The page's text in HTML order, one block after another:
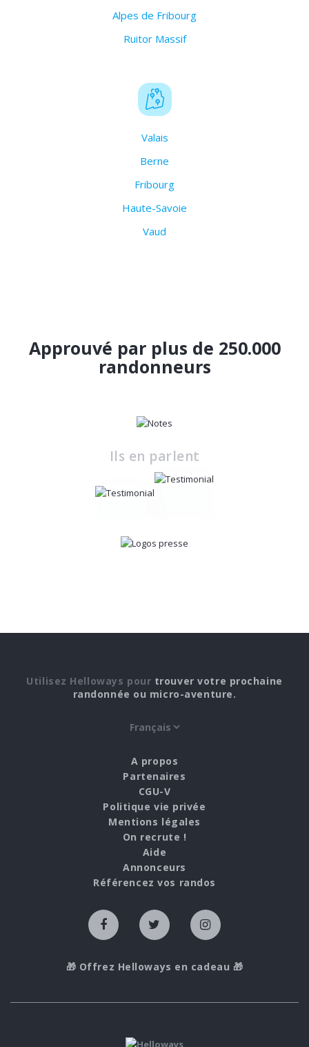
Alpes de Fribourg
Ruitor Massif
Valais
Berne
Fribourg
Haute-Savoie
Vaud
Approuvé par plus de 250.000
randonneurs
Ils en parlent
Utilisez Helloways pour trouver votre prochaine
randonnée ou micro-aventure.
A propos
Partenaires
CGU-V
Politique vie privée
Mentions légales
On recrute !
Aide
Annonceurs
Référencez vos randos
🎁 Offrez Helloways en cadeau 🎁